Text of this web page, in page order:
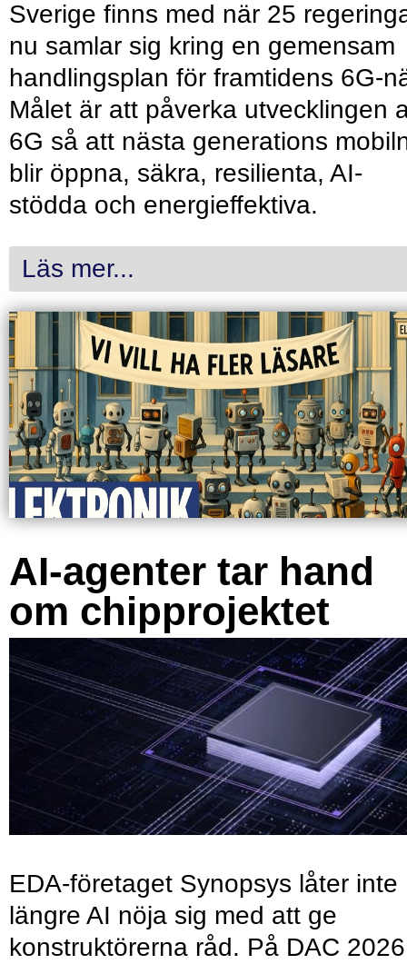
Sverige finns med när 25
nu samlar sig kring en gemensam
handlingsplan för framtidens 6G-
Målet är att påverka utvecklingen
6G så att nästa generations
blir öppna, säkra, resilienta, AI-
stödda och energieffektiva.
Läs mer...
AI-agenter tar hand
om chipprojektet
EDA-företaget Synopsys låter inte
längre AI nöja sig med att ge
konstruktörerna råd. På DAC 2026